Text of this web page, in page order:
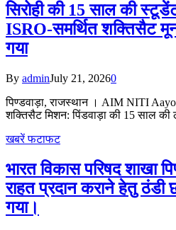
सिरोही की 15 साल की
ISRO-समर्थित शक्तिसैट
गया
By adminJuly 21, 20260
पिण्डवाड़ा, राजस्थान । AIM NITI
शक्तिसैट मिशन: पिंडवाड़ा की 15 साल
खबरें फटाफट
भारत विकास परिषद शाखा
राहत प्रदान कराने हेतु ठंडी
गया।